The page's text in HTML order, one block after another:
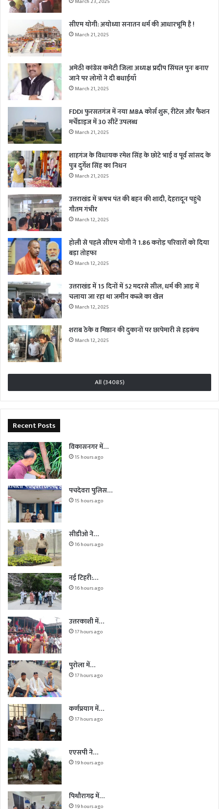
सीएम योगी: अयोध्या सनातन धर्म की आधारभूमि है !
March 21, 2025
अमेठी कांग्रेस कमेटी जिला अध्यक्ष प्रदीप सिंघल पुनः बनाए
जाने पर लोगों ने दी बधाईयाँ
March 21, 2025
FDDI फुरसतगंज में नया MBA कोर्स शुरू, रीटेल और फैशन
मर्चेंडाइज में 30 सीटें उपलब्ध
March 21, 2025
शाहगंज के विधायक रमेश सिंह के छोटे भाई व पूर्व सांसद के
पुत्र दुर्गेश सिंह का निधन
March 21, 2025
उत्तराखंड में ऋषभ पंत की बहन की शादी, देहरादून पहुंचे
गौतम गंभीर
March 12, 2025
होली से पहले सीएम योगी ने 1.86 करोड़ परिवारों को दिया
बड़ा तोहफा
March 12, 2025
उत्तराखंड में 15 दिनों में 52 मदरसे सील, धर्म की आड़ में
चलाया जा रहा था जमीन कब्जे का खेल
March 12, 2025
शराब ठेके व मिष्ठान की दुकानों पर छापेमारी से हड़कंप
March 12, 2025
All (34085)
Recent Posts
विकासनगर में…
15 hours ago
पचदेवरा पुलिस…
15 hours ago
सीडीओ ने…
16 hours ago
नई टिहरी:…
16 hours ago
उत्तरकाशी में…
17 hours ago
पुरोला में…
17 hours ago
कर्णप्रयाग में…
17 hours ago
एएसपी ने…
19 hours ago
पिथौरागढ़ में…
19 hours ago